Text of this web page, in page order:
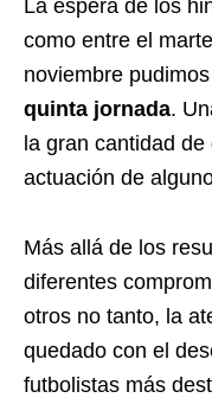
La espera de los
como entre el
noviembre
quinta jornada.
la gran cantidad
actuación de
Más allá de los
diferentes
otros no tanto, la
quedado con el
futbolistas más